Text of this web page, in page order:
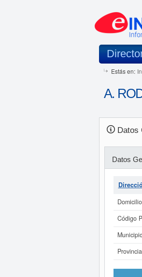
Estás en:
A.
Datos
Datos
Código
Provincia